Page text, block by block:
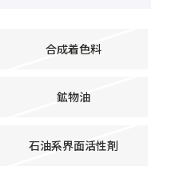
合成着色料
鉱物油
石油系界面活性剤